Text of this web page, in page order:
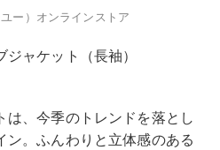
ユー）オンラインストア
ャケット（長袖）
は、今季のトレンドを落とし
ン。ふんわりと立体感のある